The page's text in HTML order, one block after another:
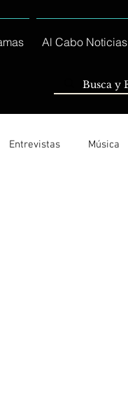
Al Cabo Noticias
Entrevistas Música